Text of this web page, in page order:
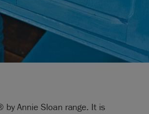
by Annie Sloan range. It is